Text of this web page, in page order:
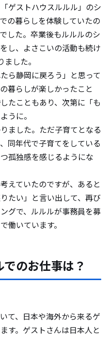
ゲストハウスルルル」のシ
の暮らしを体験していたの
した。卒業後もルルルのシ
し、よさこいの活動も続け
した。
ら静岡に戻ろう」と思って
暮らしが楽しかったこと
たこともあり、次第に「も
うに。
ました。ただ子育てとなる
同年代で子育てをしている
孤独感を感じるようにな
えていたのですが、あると
たい」と言い出して、再び
グで、ルルルが事務員を募
働いています。
のお仕事は？
て、日本や海外から来るゲ
す。ゲストさんは日本人と